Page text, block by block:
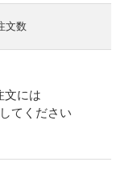
文数
文には
してください